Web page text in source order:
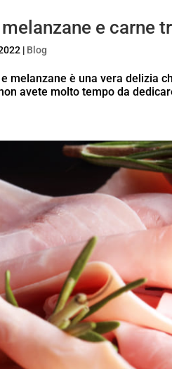
e carne
| Blog
e melanzane è una vera delizia
avete molto tempo da